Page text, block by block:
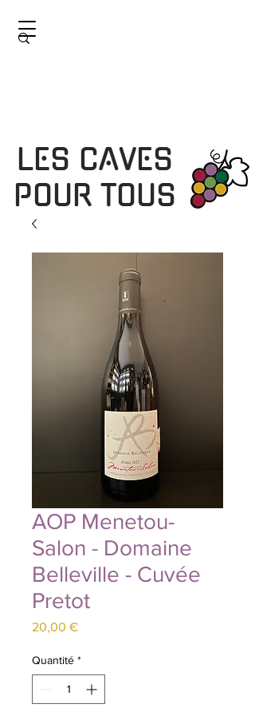
LES CAVES
POUR TOUS
AOP Menetou-
Salon - Domaine
Belleville - Cuvée
Pretot
20,00 €Prix
Quantité *